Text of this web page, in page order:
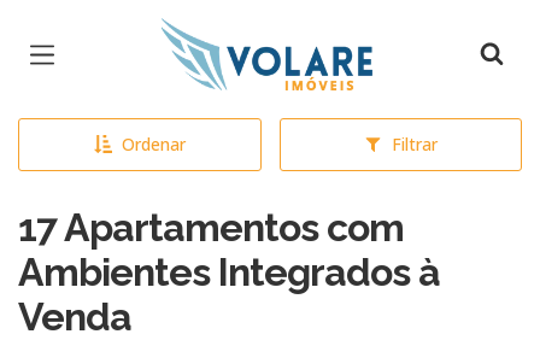
Página inicial
Ordenar Filtrar
17 Apartamentos com
Ambientes Integrados à
Venda